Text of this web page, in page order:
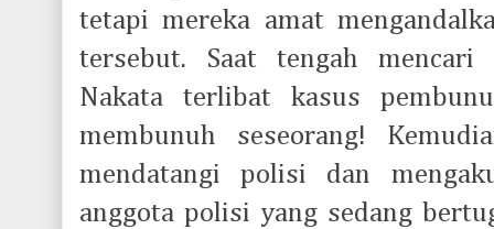
tetapi mereka amat
tersebut. Saat tengah mencari
Nakata terlibat kasus
membunuh seseorang!
mendatangi polisi dan
anggota polisi yang sedang